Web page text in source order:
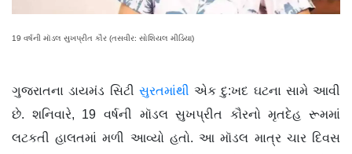
19 વર્ષની મૉડલ સુખપ્રીત કૌર (તસવીર: સોશિયલ મીડિયા)
ગુજરાતના ડાયમંડ સિટી સુરતમાંથી એક દુ:ખદ ઘટના સામે આવી
છે. શનિવારે, 19 વર્ષની મૉડલ સુખપ્રીત કૌરનો મૃતદેહ રૂમમાં
લટકતી હાલતમાં મળી આવ્યો હતો. આ મૉડલ માત્ર ચાર દિવસ